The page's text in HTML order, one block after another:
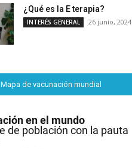
¿Qué es la E terapia?
INTERÉS GENERAL 26 junio, 2024
Mapa de vacunación mundial